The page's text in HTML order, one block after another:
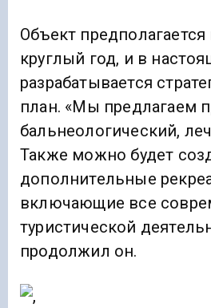
Объект
круглый год, и в
разрабатывается
план. «Мы предлагаем
бальнеологический,
Также можно будет
дополнительные
включающие все
туристической
продолжил он.